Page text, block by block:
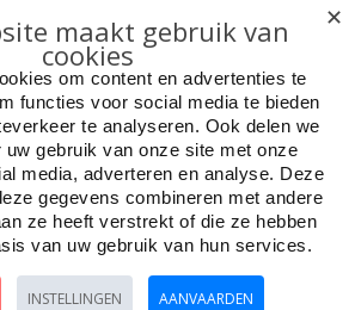
✕
maakt gebruik van
cookies
om content en advertenties te
functies voor social media te bieden
te analyseren. Ook delen we
uw gebruik van onze site met onze
media, adverteren en analyse. Deze
gegevens combineren met andere
ze heeft verstrekt of die ze hebben
van uw gebruik van hun services.
INSTELLINGEN AANVAARDEN